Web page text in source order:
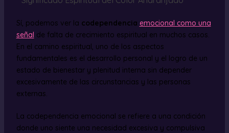
Sí, podemos ver la codependencia emocional como una
señal de falta de crecimiento espiritual en muchos casos.
En el camino espiritual, uno de los aspectos
fundamentales es el desarrollo personal y el logro de un
estado de bienestar y plenitud interna sin depender
excesivamente de las circunstancias y las personas
externas.
La codependencia emocional se refiere a una condición
donde uno siente una necesidad excesiva y compulsiva